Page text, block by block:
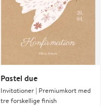
Pastel due
Invitationer | Premiumkort med
tre forskellige finish